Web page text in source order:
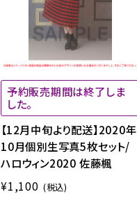
予約販売期間は終了しま
した。
【12月中旬より配送】2020年
10月個別生写真5枚セット/
ハロウィン2020 佐藤楓
¥1,100 (税込)